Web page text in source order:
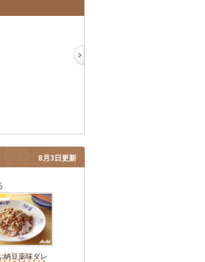
納豆薬味ダレ
8月3日更新